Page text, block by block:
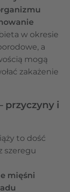
w okresie
a
mogą
zakażenie
przyczyny i
to dość
szeregu
mięśni